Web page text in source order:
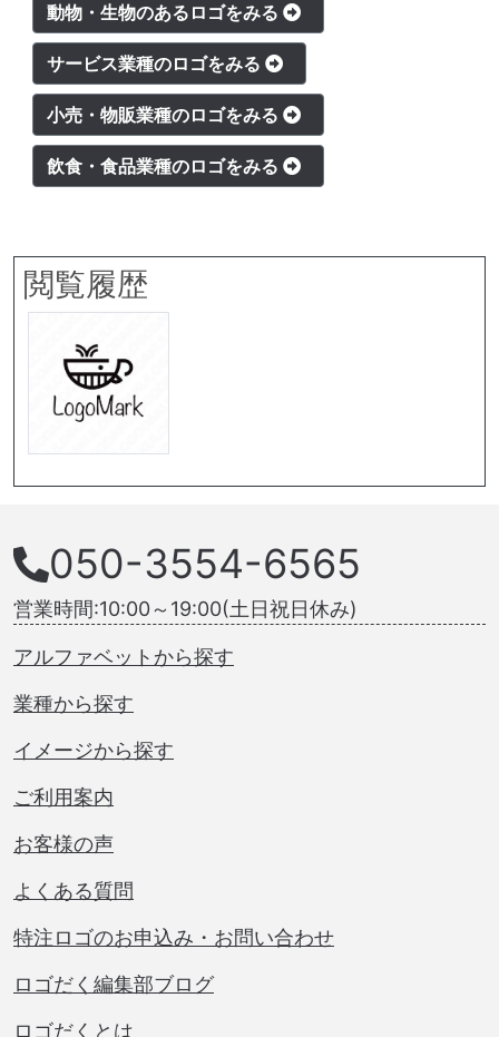
動物・生物のあるロゴをみる
サービス業種のロゴをみる
小売・物販業種のロゴをみる
飲食・食品業種のロゴをみる
閲覧履歴
050-3554-6565
営業時間:10:00～19:00(土日祝日休み)
アルファベットから探す
業種から探す
イメージから探す
ご利用案内
お客様の声
よくある質問
特注ロゴのお申込み・お問い合わせ
ロゴだく編集部ブログ
ロゴだくとは